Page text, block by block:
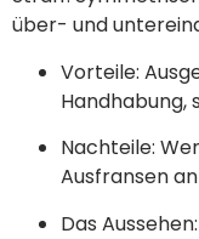
über- und
Vorteile:
Handhabung,
Nachteile:
Ausfransen
Das